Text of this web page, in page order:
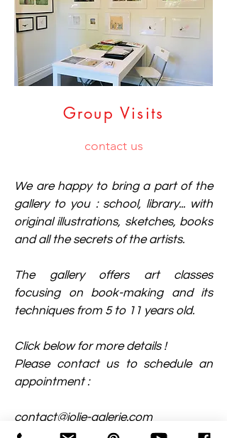
Group Visits
contact us
We are happy to bring a part of the
gallery to you : school, library... with
original illustrations, sketches, books
and all the secrets of the artists.
The gallery offers art classes
focusing on book-making and its
techniques from 5 to 11 years old.
Click below for more details !​
Please contact us to schedule an
appointment :
contact@jolie-galerie.com
06 16 11 89 20